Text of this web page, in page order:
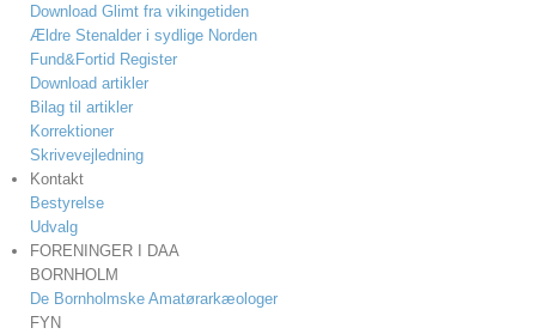
Download Glimt fra vikingetiden
Ældre Stenalder i sydlige Norden
Fund&Fortid Register
Download artikler
Bilag til artikler
Korrektioner
Skrivevejledning
Kontakt
Bestyrelse
Udvalg
FORENINGER I DAA
BORNHOLM
De Bornholmske Amatørarkæologer
FYN